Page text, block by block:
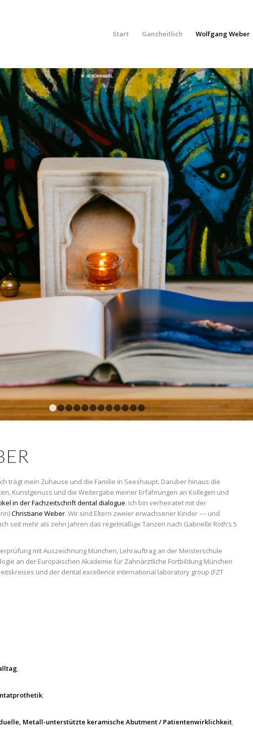
Start Ganzheitlich Wolfgang Weber
1 2 3 4 5 6 7 8 9
trägt mein Zuhause und die Familie in Seeshaupt. Darüber hinaus die
Kunstgenuss und die Weitergabe meiner Erfahrungen an Kollegen und
in der Fachzeitschrift dental dialogue. Ich bin verheiratet mit der
Christiane Weber. Wir sind Eltern zweier erwachsener Kinder –– und
seit mehr als zehn Jahren das regelmäßige Tanzen nach Gabrielle Roth’s 5
mit Auszeichnung München, Lehrauftrag an der Meisterschule
an der Europäischen Akademie für Zahnärztliche Fortbildung München
und der dental excellence international laboratory group (FZT
,
,
Metall-unterstützte keramische Abutment / Patientenwirklichkeit,